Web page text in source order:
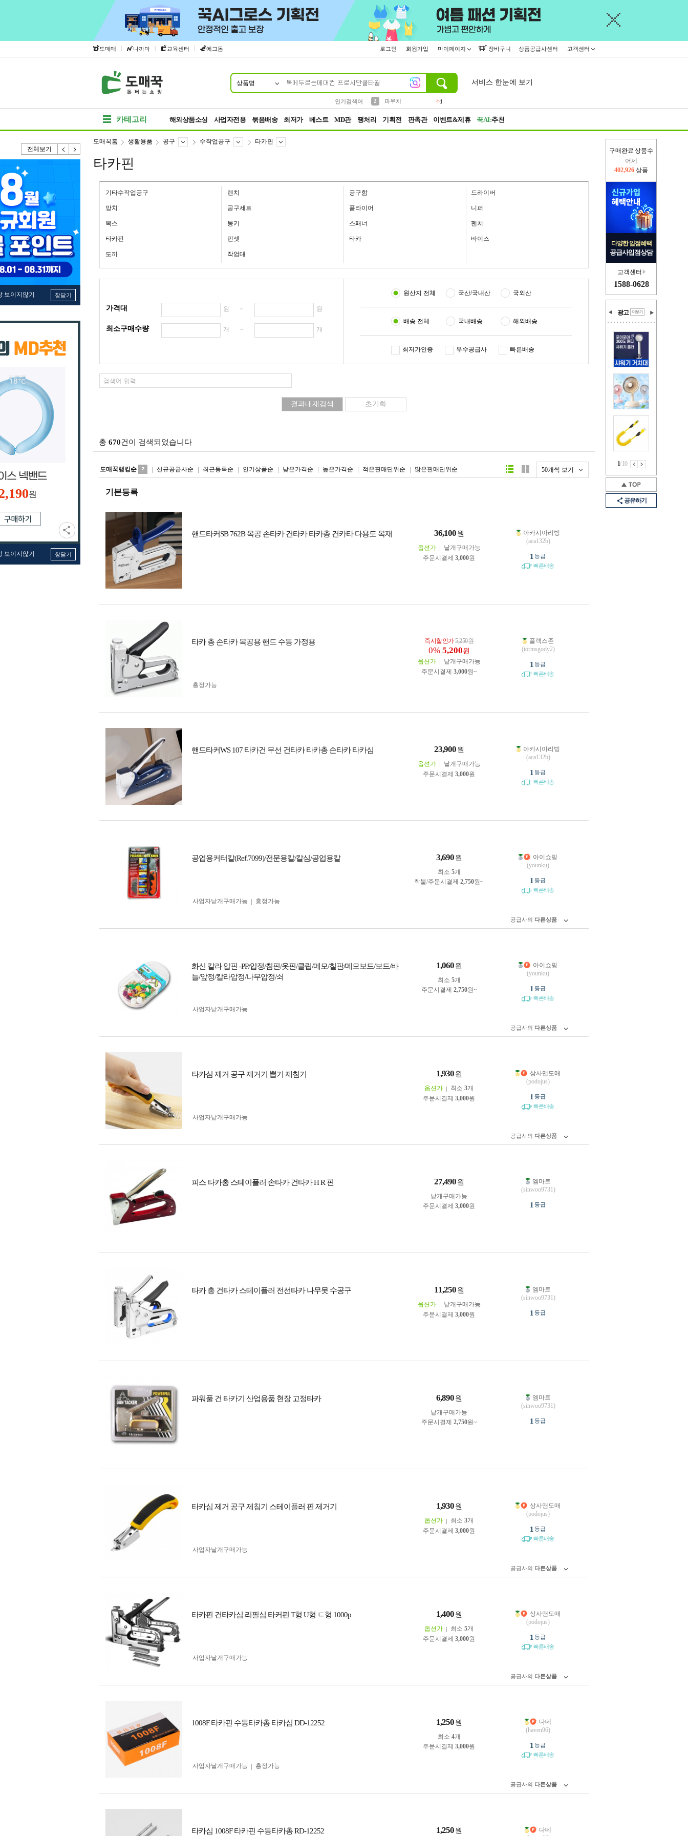
도매매 | 나까마 | 교육센터 | 에그돔 로그인 회원가입 마이페이지 장바구니 상품공급사센터 고객센터
상품명
인기검색어
2
파우치
1
서비스 한눈에 보기
카테고리 해외상품소싱 사업자전용 묶음배송 최저가 베스트 MD관 땡처리 기획전 판촉관 이벤트&제휴 꾹AI:추천
전체보기
보이지않기 창닫기
원
보이지않기 창닫기
구매완료 상품수
어제
402,926상품
오늘(현재)
406,914 상품
다양한 입점혜택
공급사입점상담
고객센터
1588-0628
광고
1/10
공유하기
도매꾹홈 생활용품 공구 수작업공구 타카핀
타카핀
기타수작업공구 렌치 공구함 드라이버
망치 공구세트 플라이어 니퍼
복스 몽키 스패너 펜치
타카핀 핀셋 타카 바이스
도끼 작업대
가격대 원 ~ 원
최소구매수량 개 ~ 개
원산지 전체 국산/국내산 국외산
배송 전체 국내배송 해외배송
최저가인증 우수공급사 빠른배송
총 670건이 검색되었습니다
도매꾹랭킹순 신규공급사순 최근등록순 인기상품순 낮은가격순 높은가격순 적은판매단위순 많은판매단위순 50개씩 보기
리스트형갤러리형
기본등록
핸드타커SB 762B 목공 손타카 건타카 타카총 건카타 다용도 목재 36,100 원
옵션가
낱개구매가능
주문시결제 3,000원
아카시아리빙
(aca132b)
1 등급
빠른배송
타카 총 손타카 목공용 핸드 수동 가정용 즉시할인가5,250원
0% 5,200원
옵션가
낱개구매가능
주문시결제 3,000원~
흥정가능
플렉스존
(tormsgody2)
1 등급
빠른배송
핸드타커WS 107 타카건 무선 건타카 타카총 손타카 타카심 23,900 원
옵션가
낱개구매가능
주문시결제 3,000원
아카시아리빙
(aca132b)
1 등급
빠른배송
공업용커터칼(Ref.7099)/전문용칼/칼심/공업용칼 3,690 원
최소 5개
착불/주문시결제 2,750원~
사업자 낱개구매가능 흥정가능
아이쇼핑
(younku)
1 등급
빠른배송
공급사의 다른상품
화신 칼라 압핀 -PP/압정/침핀/옷핀/클립/메모/칠판/메모보드/보드/바
늘/앞정/칼라압정/나무압정/쇠
1,060 원
최소 5개
주문시결제 2,750원~
사업자 낱개구매가능
아이쇼핑
(younku)
1 등급
빠른배송
공급사의 다른상품
타카심 제거 공구 제거기 뽑기 제침기 1,930 원
옵션가 최소 3개
주문시결제 3,000원
사업자 낱개구매가능
상사맨도매
(podojus)
1 등급
빠른배송
공급사의 다른상품
피스 타카총 스테이플러 손타카 건타카 H R 핀 27,490 원
낱개구매가능
주문시결제 3,000원
엠마트
(sinwoo9731)
1 등급
타카 총 건타카 스테이플러 전선타카 나무못 수공구 11,250 원
옵션가
낱개구매가능
주문시결제 3,000원
엠마트
(sinwoo9731)
1 등급
파워풀 건 타카기 산업용품 현장 고정타카 6,890 원
낱개구매가능
주문시결제 2,750원~
엠마트
(sinwoo9731)
1 등급
타카심 제거 공구 제침기 스테이플러 핀 제거기 1,930 원
옵션가 최소 3개
주문시결제 3,000원
사업자 낱개구매가능
상사맨도매
(podojus)
1 등급
빠른배송
공급사의 다른상품
타카핀 건타카심 리필심 타커핀 T형 U형 ㄷ형 1000p 1,400 원
옵션가 최소 5개
주문시결제 3,000원
사업자 낱개구매가능
상사맨도매
(podojus)
1 등급
빠른배송
공급사의 다른상품
1008F 타카핀 수동타카총 타카심 DD-12252 1,250 원
최소 4개
주문시결제 3,000원
사업자 낱개구매가능 흥정가능
다데
(haven96)
1 등급
빠른배송
공급사의 다른상품
타카심 1008F 타카핀 수동타카총 RD-12252 1,250 원
다데